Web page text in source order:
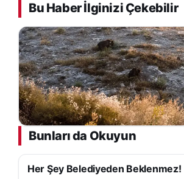
Bu Haber İlginizi Çekebilir
Bunları da Okuyun
YAŞAM
Her Şey Belediyeden Beklenmez!